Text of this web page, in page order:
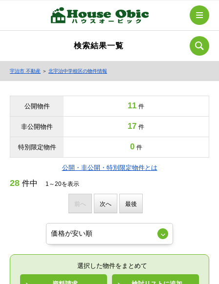
検索結果一覧
宇治市 不動産 ＞ 北宇治中学校区の物件情報
公開物件 11 件
非公開物件 17 件
特別限定物件 0 件
公開・非公開・特別限定物件とは
28 件中 1～20を表示
前へ 次へ 最後
選択した物件をまとめて